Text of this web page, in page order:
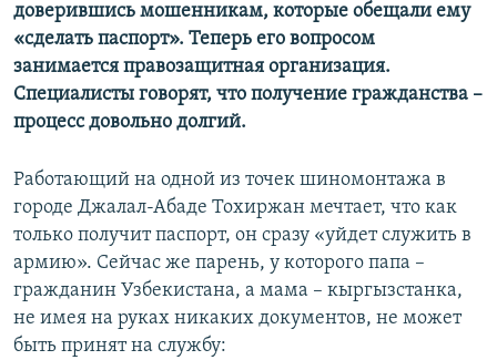
доверившись мошенникам, которые обещали ему
«сделать паспорт». Теперь его вопросом
занимается правозащитная организация.
Специалисты говорят, что получение гражданства –
процесс довольно долгий.
Работающий на одной из точек шиномонтажа в
городе Джалал-Абаде Тохиржан мечтает, что как
только получит паспорт, он сразу «уйдет служить в
армию». Сейчас же парень, у которого папа –
гражданин Узбекистана, а мама – кыргызстанка,
не имея на руках никаких документов, не может
быть принят на службу: